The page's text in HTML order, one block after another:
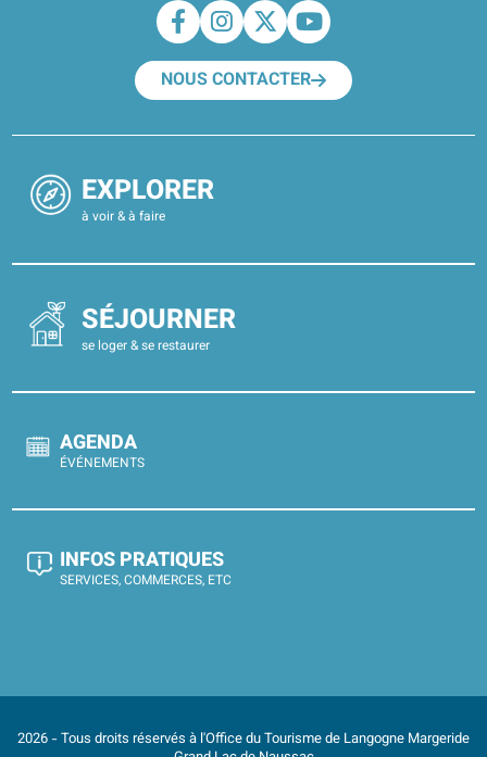
NOUS CONTACTER
EXPLORER
à voir & à faire
SÉJOURNER
se loger & se restaurer
AGENDA
ÉVÉNEMENTS
INFOS PRATIQUES
SERVICES, COMMERCES, ETC
2026 - Tous droits réservés à l'Office du Tourisme de Langogne Margeride